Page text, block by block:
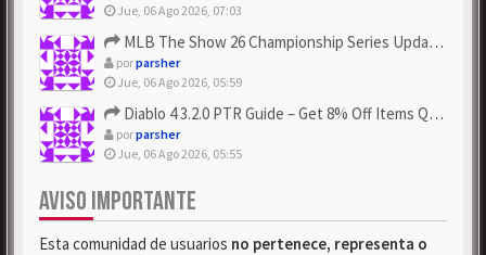
Jue, 06 Ago 2026, 07:03
MLB The Show 26 Championship Series Update! Get Cheap & ...
porparsher
Jue, 06 Ago 2026, 05:59
Diablo 4 3.2.0 PTR Guide – Get 8% Off Items Quickly to Test ...
porparsher
Jue, 06 Ago 2026, 05:55
AVISO IMPORTANTE
Esta comunidad de usuarios no pertenece, representa o